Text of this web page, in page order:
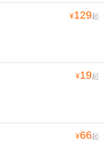
¥129起
¥19起
¥66起